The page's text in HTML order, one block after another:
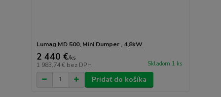
Lumag MD 500, Mini Dumper , 4,8kW
2 440 €/ks
1 983,74 € bez DPH Skladom 1 ks
Pridať do košíka